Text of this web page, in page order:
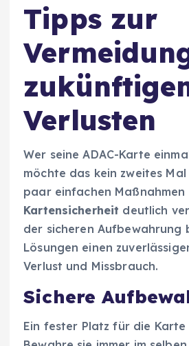
Tipps zur
Verlusten
Wer seine ADAC-Karte
möchte das kein zweites
paar einfachen Maßnahmen
Kartensicherheit deutlich
der sicheren Aufbewahrung
Lösungen einen
Verlust und Missbrauch.
Sichere
Ein fester Platz für die Karte